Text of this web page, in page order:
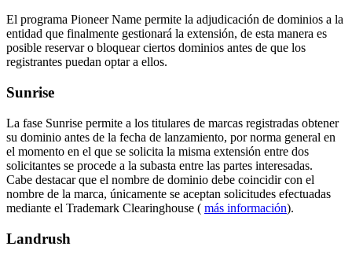
El programa Pioneer Name permite la adjudicación de dominios a la
entidad que finalmente gestionará la extensión, de esta manera es
posible reservar o bloquear ciertos dominios antes de que los
registrantes puedan optar a ellos.
Sunrise
La fase Sunrise permite a los titulares de marcas registradas obtener
su dominio antes de la fecha de lanzamiento, por norma general en
el momento en el que se solicita la misma extensión entre dos
solicitantes se procede a la subasta entre las partes interesadas.
Cabe destacar que el nombre de dominio debe coincidir con el
nombre de la marca, únicamente se aceptan solicitudes efectuadas
mediante el Trademark Clearinghouse ( más información).
Landrush